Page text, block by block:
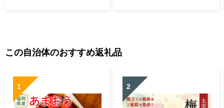
この自治体のおすすめ返礼品
1 2